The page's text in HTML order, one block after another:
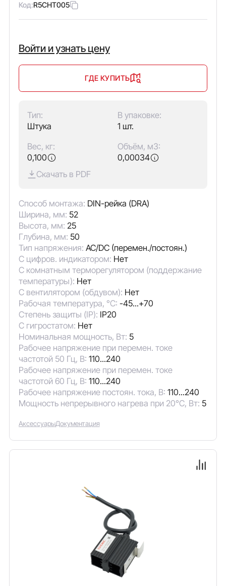
Код:R5CHT005
Войти и узнать цену
ГДЕ КУПИТЬ
Тип:
Штука
В упаковке:
1 шт.
Вес, кг:
0,100
Объём, м3:
0,00034
Скачать в PDF
Способ монтажа: DIN-рейка (DRA)
Ширина, мм: 52
Высота, мм: 25
Глубина, мм: 50
Тип напряжения: AC/DC (перемен./постоян.)
С цифров. индикатором: Нет
С комнатным терморегулятором (поддержание
температуры): Нет
С вентилятором (обдувом): Нет
Рабочая температура, °C: -45...+70
Степень защиты (IP): IP20
С гигростатом: Нет
Номинальная мощность, Вт: 5
Рабочее напряжение при перемен. токе
частотой 50 Гц, В: 110...240
Рабочее напряжение при перемен. токе
частотой 60 Гц, В: 110...240
Рабочее напряжение постоян. тока, В: 110...240
Мощность непрерывного нагрева при 20°C, Вт: 5
АксессуарыДокументация